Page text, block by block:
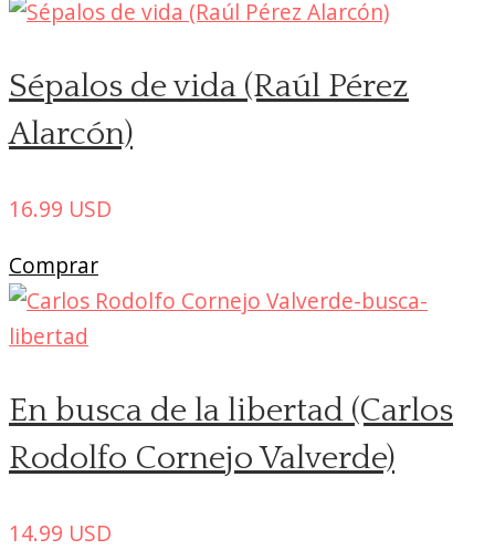
Sépalos de vida (Raúl Pérez
Alarcón)
16.99 USD
Comprar
En busca de la libertad (Carlos
Rodolfo Cornejo Valverde)
14.99 USD